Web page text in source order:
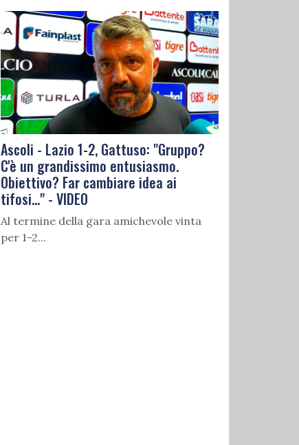
Ascoli - Lazio 1-2, Gattuso: "Gruppo?
C'è un grandissimo entusiasmo.
Obiettivo? Far cambiare idea ai
tifosi..." - VIDEO
Al termine della gara amichevole vinta
per 1-2...